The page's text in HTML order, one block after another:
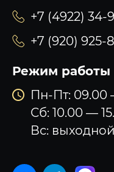
+7 (4922) 34-
+7 (920) 925-
Режим работы
Пн-Пт: 09.00
Сб: 10.00 —
Вс: выходной